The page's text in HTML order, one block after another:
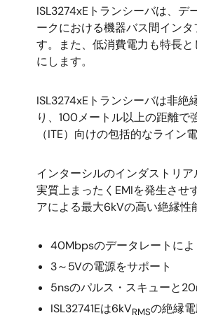
ISL3274xEトランシーバは、デ
ークにおける機器バス間イン
す。また、低消費電力も特長
にします。
ISL3274xEトランシーバは非
り、100メートル以上の距離
（ITE）向けの包括的なライン
インターシルのインダストリ
実質上まったくEMIを発生させ
アによる最大6kVの高い絶縁性
40Mbpsのデータレートに
3～5Vの電源をサポート
5nsのパルス・スキューと
ISL32741Eは6kVRMSの絶縁